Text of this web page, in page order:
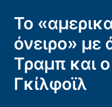
Το
όνειρο» με
Τραμπ και
Γκίλφοϊλ